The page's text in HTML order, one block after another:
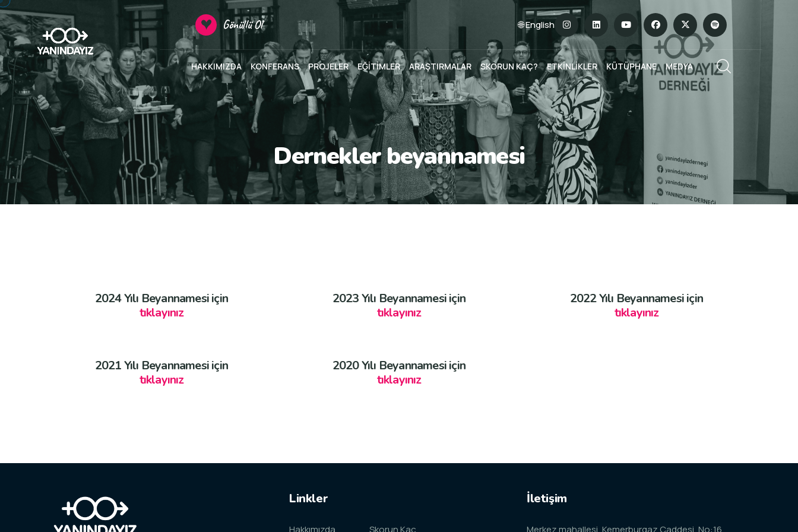
Gönüllü Ol 🌐 English
HAKKIMIZDA KONFERANS PROJELER EĞİTİMLER ARAŞTIRMALAR SKORUN KAÇ? ETKİNLİKLER KÜTÜPHANE MEDYA
Dernekler beyannamesi
2024 Yılı Beyannamesi için
tıklayınız
2023 Yılı Beyannamesi için
tıklayınız
2022 Yılı Beyannamesi için
tıklayınız
2021 Yılı Beyannamesi için
tıklayınız
2020 Yılı Beyannamesi için
tıklayınız
Linkler
Hakkımızda Skorun Kaç
İletişim
Merkez mahallesi, Kemerburgaz Caddesi, No:16,